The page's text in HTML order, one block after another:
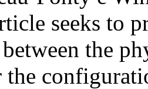
seeks to
the
the